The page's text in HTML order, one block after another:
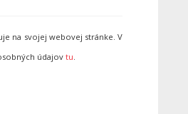
na svojej webovej stránke. V
údajov tu.